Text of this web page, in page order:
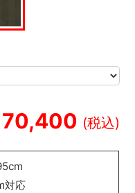
70,400
対応